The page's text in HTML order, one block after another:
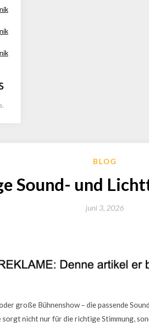
BLOG
Sound- und
juni 3, 2026
große Bühnenshow – die passende
nicht nur für die richtige Stimmung,